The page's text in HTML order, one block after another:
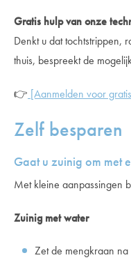
Gratis hulp van onze
Denkt u dat tochtstrippen,
thuis, bespreekt de
👉 [Aanmelden voor
Zelf besparen
Gaat u zuinig om met
Met kleine aanpassingen
Zuinig met water
Zet de mengkraan